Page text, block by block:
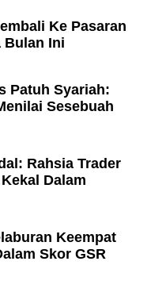
Ke Pasaran
Bulan Ini
Patuh Syariah:
Sesebuah
Rahsia Trader
Dalam
Keempat
Skor GSR